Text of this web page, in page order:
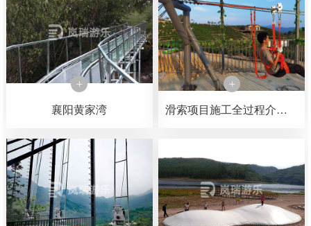
襄阳黄家湾 滑索项目施工全过程介绍，可以了解一下滑索是如何一步一步施工完成的